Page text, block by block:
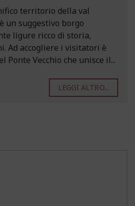
territorio della val
un suggestivo borgo
ligure ricco di storia,
Ad accogliere i visitatori è
Ponte Vecchio che unisce il...
LEGGI ALTRO...